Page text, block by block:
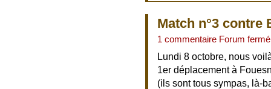
Match n°3 contre
1 commentaire Forum fermé
Lundi 8 octobre, nous
1er déplacement à
(ils sont tous sympas, là-